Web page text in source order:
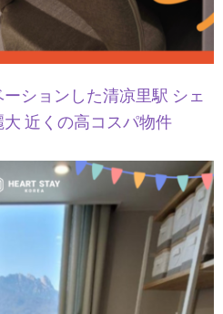
ションした清凉里駅 シェ
近くの高コスパ物件